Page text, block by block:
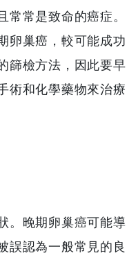
常常是致命的癌症。
卵巢癌，較可能成功
篩檢方法，因此要早
術和化學藥物來治療
。晚期卵巢癌可能導
誤認為一般常見的良